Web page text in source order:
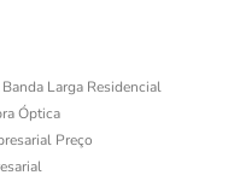
Larga Residencial
Óptica
Preço